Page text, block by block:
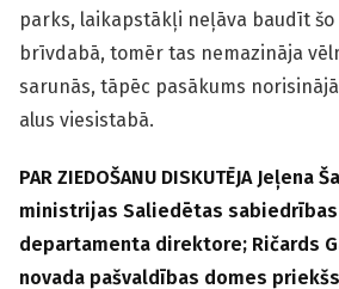
parks, laikapstākļi neļāva baudīt šo
brīvdabā, tomēr tas nemazināja
sarunās, tāpēc pasākums
alus viesistabā.
PAR ZIEDOŠANU DISKUTĒJA Jeļena
ministrijas Saliedētas
departamenta direktore; Ričards
novada pašvaldības domes